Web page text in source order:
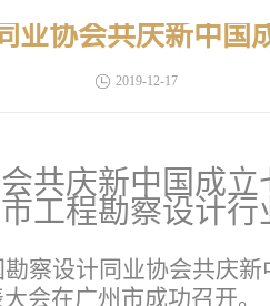
2019-12-17
共庆新中国成
工程勘察设计
勘察设计同业协会共庆
会在广州市成功召开。